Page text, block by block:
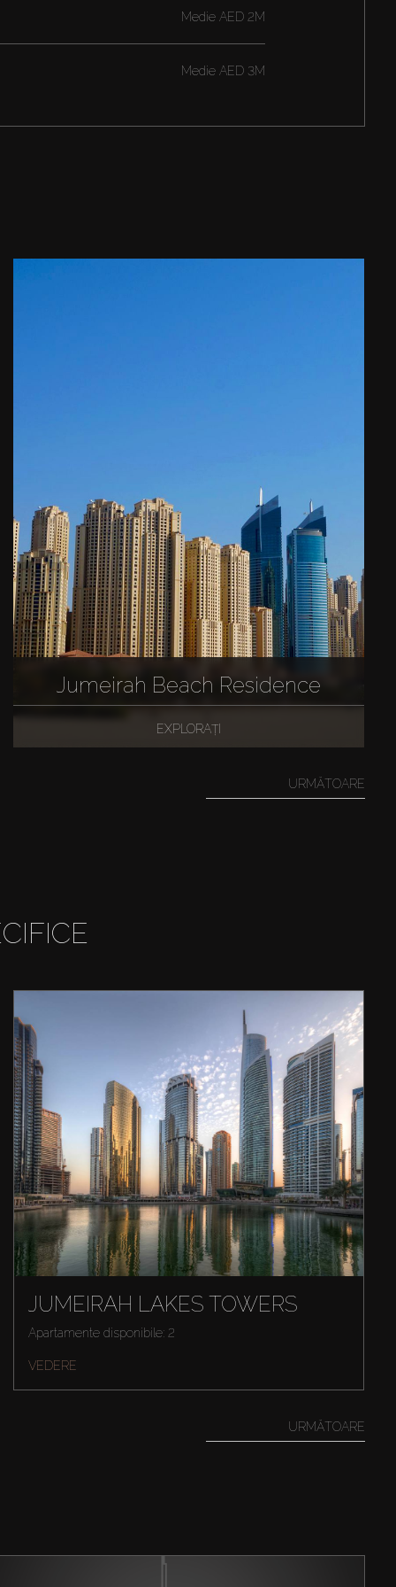
MedieAED 2M
MedieAED 3M
Jumeirah Beach Residence
EXPLORAȚI
URMĂTOARE
JUMEIRAH LAKES TOWERS
Apartamente disponibile: 2
VEDERE
URMĂTOARE